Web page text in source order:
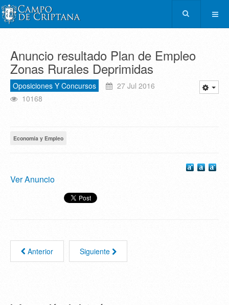
Anuncio resultado Plan de Empleo
Zonas Rurales Deprimidas
Oposiciones Y Concursos
27 Jul 2016
10168
Economía y Empleo
Ver Anuncio
Anterior Siguiente